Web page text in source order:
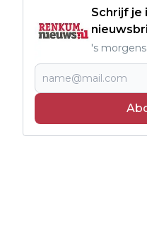
Schrijf je
's